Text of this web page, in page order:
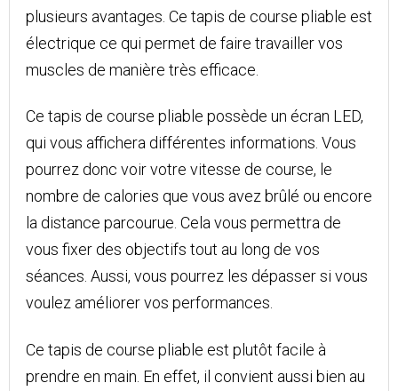
plusieurs avantages. Ce tapis de course pliable est
électrique ce qui permet de faire travailler vos
muscles de manière très efficace.
Ce tapis de course pliable possède un écran LED,
qui vous affichera différentes informations. Vous
pourrez donc voir votre vitesse de course, le
nombre de calories que vous avez brûlé ou encore
la distance parcourue. Cela vous permettra de
vous fixer des objectifs tout au long de vos
séances. Aussi, vous pourrez les dépasser si vous
voulez améliorer vos performances.
Ce tapis de course pliable est plutôt facile à
prendre en main. En effet, il convient aussi bien au